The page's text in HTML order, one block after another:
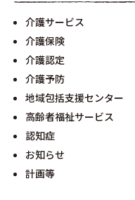
介護サービス
介護保険
介護認定
介護予防
地域包括支援センター
高齢者福祉サービス
認知症
お知らせ
計画等